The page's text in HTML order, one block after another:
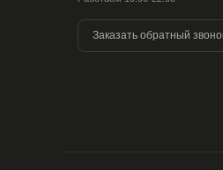
Заказать обратный